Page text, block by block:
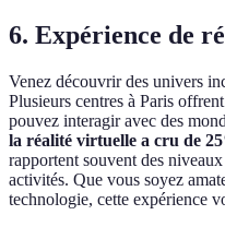
6. Expérience de
Venez découvrir des univers
Plusieurs centres à Paris
pouvez interagir avec des
la réalité virtuelle a cru de
rapportent souvent des
activités. Que vous soyez
technologie, cette expérience